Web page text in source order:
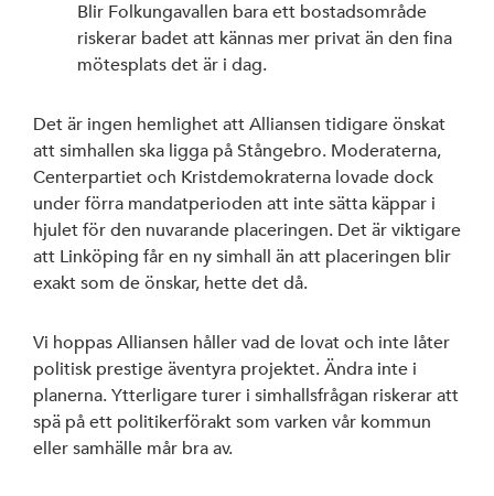
Blir Folkungavallen bara ett bostadsområde
riskerar badet att kännas mer privat än den fina
mötesplats det är i dag.
Det är ingen hemlighet att Alliansen tidigare önskat
att simhallen ska ligga på Stångebro. Moderaterna,
Centerpartiet och Kristdemokraterna lovade dock
under förra mandatperioden att inte sätta käppar i
hjulet för den nuvarande placeringen. Det är viktigare
att Linköping får en ny simhall än att placeringen blir
exakt som de önskar, hette det då.
Vi hoppas Alliansen håller vad de lovat och inte låter
politisk prestige äventyra projektet. Ändra inte i
planerna. Ytterligare turer i simhallsfrågan riskerar att
spä på ett politikerförakt som varken vår kommun
eller samhälle mår bra av.